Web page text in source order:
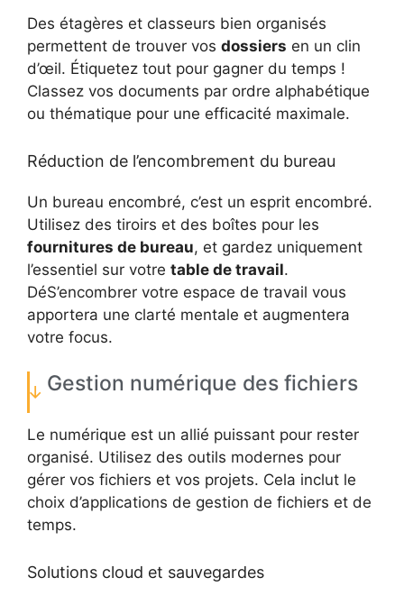
Des étagères et classeurs bien organisés
permettent de trouver vos dossiers en un clin
d’œil. Étiquetez tout pour gagner du temps !
Classez vos documents par ordre alphabétique
ou thématique pour une efficacité maximale.
Réduction de l’encombrement du bureau
Un bureau encombré, c’est un esprit encombré.
Utilisez des tiroirs et des boîtes pour les
fournitures de bureau, et gardez uniquement
l’essentiel sur votre table de travail.
DéS’encombrer votre espace de travail vous
apportera une clarté mentale et augmentera
votre focus.
Gestion numérique des fichiers
Le numérique est un allié puissant pour rester
organisé. Utilisez des outils modernes pour
gérer vos fichiers et vos projets. Cela inclut le
choix d’applications de gestion de fichiers et de
temps.
Solutions cloud et sauvegardes